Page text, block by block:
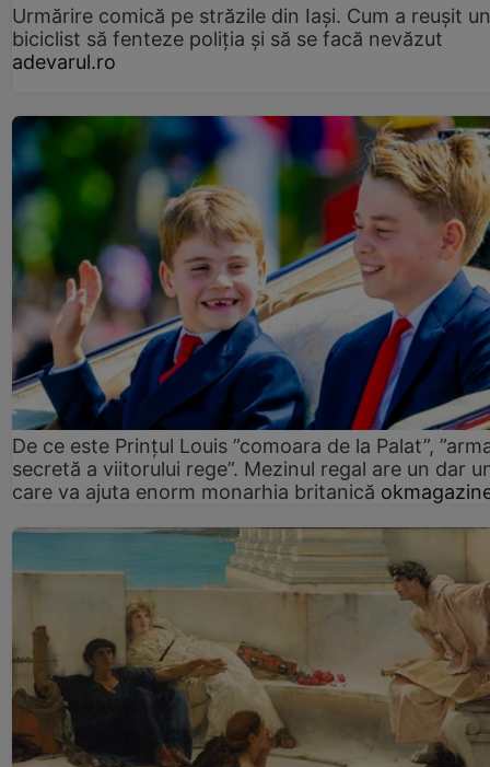
Urmărire comică pe străzile din Iași. Cum a reușit un
biciclist să fenteze poliția și să se facă nevăzut
adevarul.ro
De ce este Prințul Louis ”comoara de la Palat”,
secretă a viitorului rege”. Mezinul regal are un dar
care va ajuta enorm monarhia britanică